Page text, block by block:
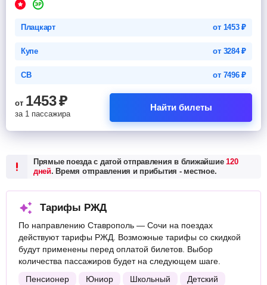
Плацкарт от 1453₽
Купе от 3284₽
СВ от 7496₽
от 1453₽
за 1 пассажира
Найти билеты
Прямые поезда с датой отправления в ближайшие120
дней. Время отправления и прибытия - местное.
Тарифы РЖД
По направлению Ставрополь — Сочи на поездах
действуют тарифы РЖД. Возможные тарифы со скидкой
будут применены перед оплатой билетов. Выбор
количества пассажиров будет на следующем шаге.
Пенсионер
Юниор Школьный
Детский